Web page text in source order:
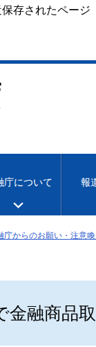
存されたページ